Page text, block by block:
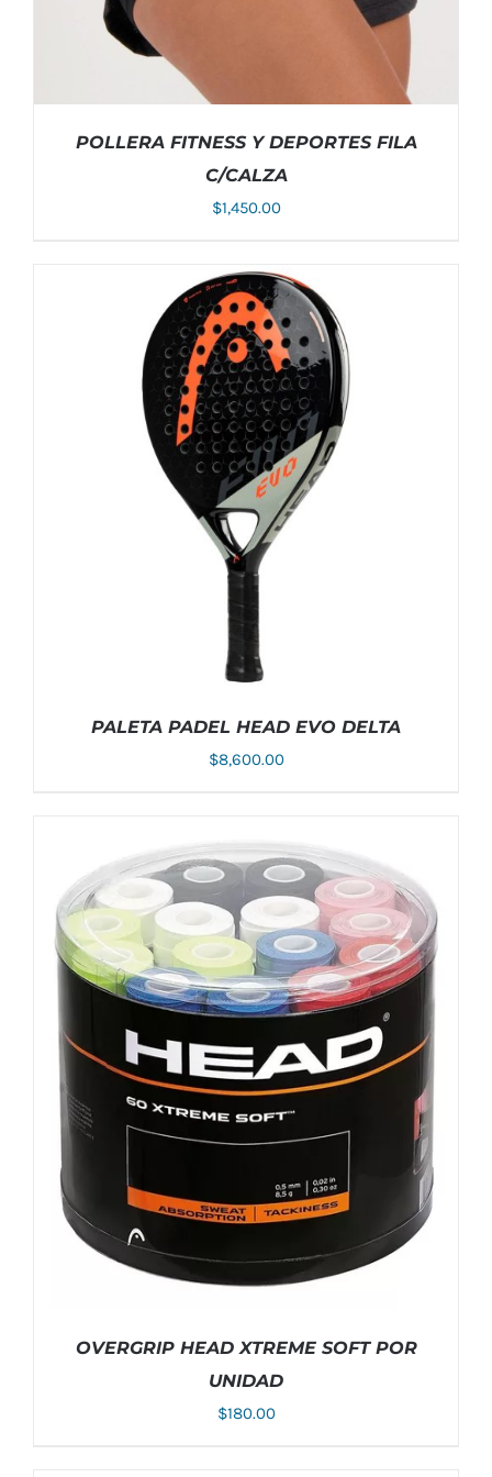
SELECCIONAR OPCIONES ESTE
PRODUCTO
TIENE
MÚLTIPLES
VARIANTES.
LAS
OPCIONES
SE
PUEDEN
ELEGIR
EN
LA
DETALLES
POLLERA FITNESS Y DEPORTES FILA
C/CALZA
$1,450.00
AÑADIR AL CARRITO DETALLES
PALETA PADEL HEAD EVO DELTA
$8,600.00
OVERGRIP HEAD XTREME SOFT POR
UNIDAD
$180.00